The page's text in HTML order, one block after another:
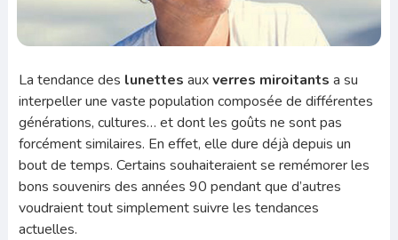
La tendance des lunettes auxverres miroitants a su
interpeller une vaste population composée de différentes
générations, cultures… et dont les goûts ne sont pas
forcément similaires. En effet, elle dure déjà depuis un
bout de temps. Certains souhaiteraient se remémorer les
bons souvenirs des années 90 pendant que d’autres
voudraient tout simplement suivre les tendances
actuelles.